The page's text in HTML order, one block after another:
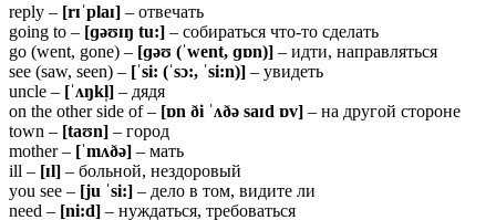
reply – [rɪˈplaɪ] – отвечать
going to – [ɡəʊɪŋ tu:] – собираться что-то сделать
go (went, gone) – [ɡəʊ (ˈwent, ɡɒn)] – идти, направляться
see (saw, seen) – [ˈsi: (ˈsɔ:, ˈsi:n)] – увидеть
uncle – [ˈʌŋkl̩] – дядя
on the other side of – [ɒn ði ˈʌðə saɪd ɒv] – на другой стороне
town – [taʊn] – город
mother – [ˈmʌðə] – мать
ill – [ɪl] – больной, нездоровый
you see – [ju ˈsi:] – дело в том, видите ли
need – [ni:d] – нуждаться, требоваться